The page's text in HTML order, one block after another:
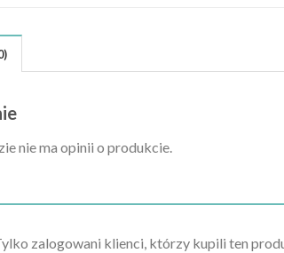
nie ma opinii o produkcie.
zalogowani klienci, którzy kupili ten